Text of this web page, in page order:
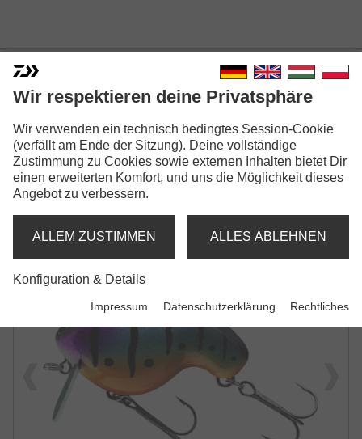
PROREX FUKU ZERO CRANK
CRANKBAIT
Wir respektieren deine Privatsphäre
Wir verwenden ein technisch bedingtes Session-Cookie
(verfällt am Ende der Sitzung). Deine vollständige
Zustimmung zu Cookies sowie externen Inhalten bietet Dir
einen erweiterten Komfort, und uns die Möglichkeit dieses
Angebot zu verbessern.
ALLEM ZUSTIMMEN ALLES ABLEHNEN
Konfiguration & Details
Impressum Datenschutzerklärung Rechtliches